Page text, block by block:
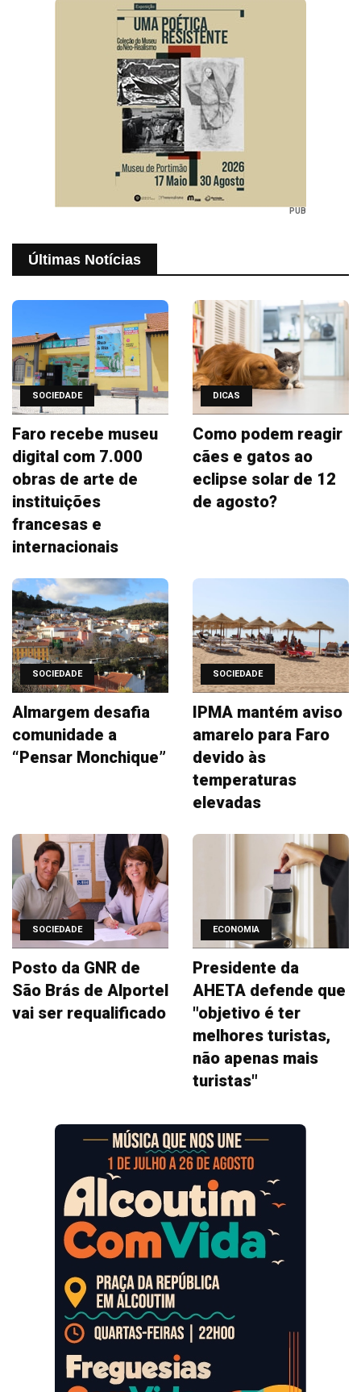
PUB
Últimas Notícias
SOCIEDADE
Faro recebe museu
digital com 7.000
obras de arte de
instituições
francesas e
internacionais
DICAS
Como podem reagir
cães e gatos ao
eclipse solar de 12
de agosto?
SOCIEDADE
Almargem desafia
comunidade a
“Pensar Monchique”
SOCIEDADE
IPMA mantém aviso
amarelo para Faro
devido às
temperaturas
elevadas
SOCIEDADE
Posto da GNR de
São Brás de Alportel
vai ser requalificado
ECONOMIA
Presidente da
AHETA defende que
"objetivo é ter
melhores turistas,
não apenas mais
turistas"